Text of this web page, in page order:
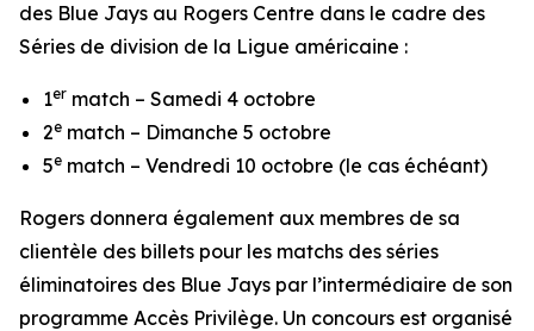
des Blue Jays au Rogers Centre dans le cadre des
Séries de division de la Ligue américaine :
1er match – Samedi 4 octobre
2e match – Dimanche 5 octobre
5e match – Vendredi 10 octobre (le cas échéant)
Rogers donnera également aux membres de sa
clientèle des billets pour les matchs des séries
éliminatoires des Blue Jays par l’intermédiaire de son
programme Accès Privilège. Un concours est organisé